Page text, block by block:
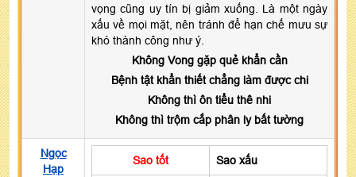
vọng cũng uy tín bị giảm xuống. Là một ngày
xấu về mọi mặt, nên tránh để hạn chế mưu sự
khó thành công như ý.
Không Vong gặp quẻ khẩn cần
Bệnh tật khẩn thiết chẳng làm được chi
Không thì ôn tiểu thê nhi
Không thì trộm cắp phân ly bất tường
Ngọc
Hạp
Sao tốt Sao xấu